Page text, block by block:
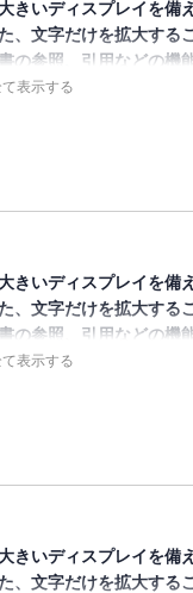
きいディスプレイを備
、文字だけを拡大する
の参照、引用などの機
ジタルパネルスタンド
。
表示する
きいディスプレイを備
、文字だけを拡大する
の参照、引用などの機
岸田行倫捕手デジタル
日まで）です。
表示する
きいディスプレイを備
、文字だけを拡大する